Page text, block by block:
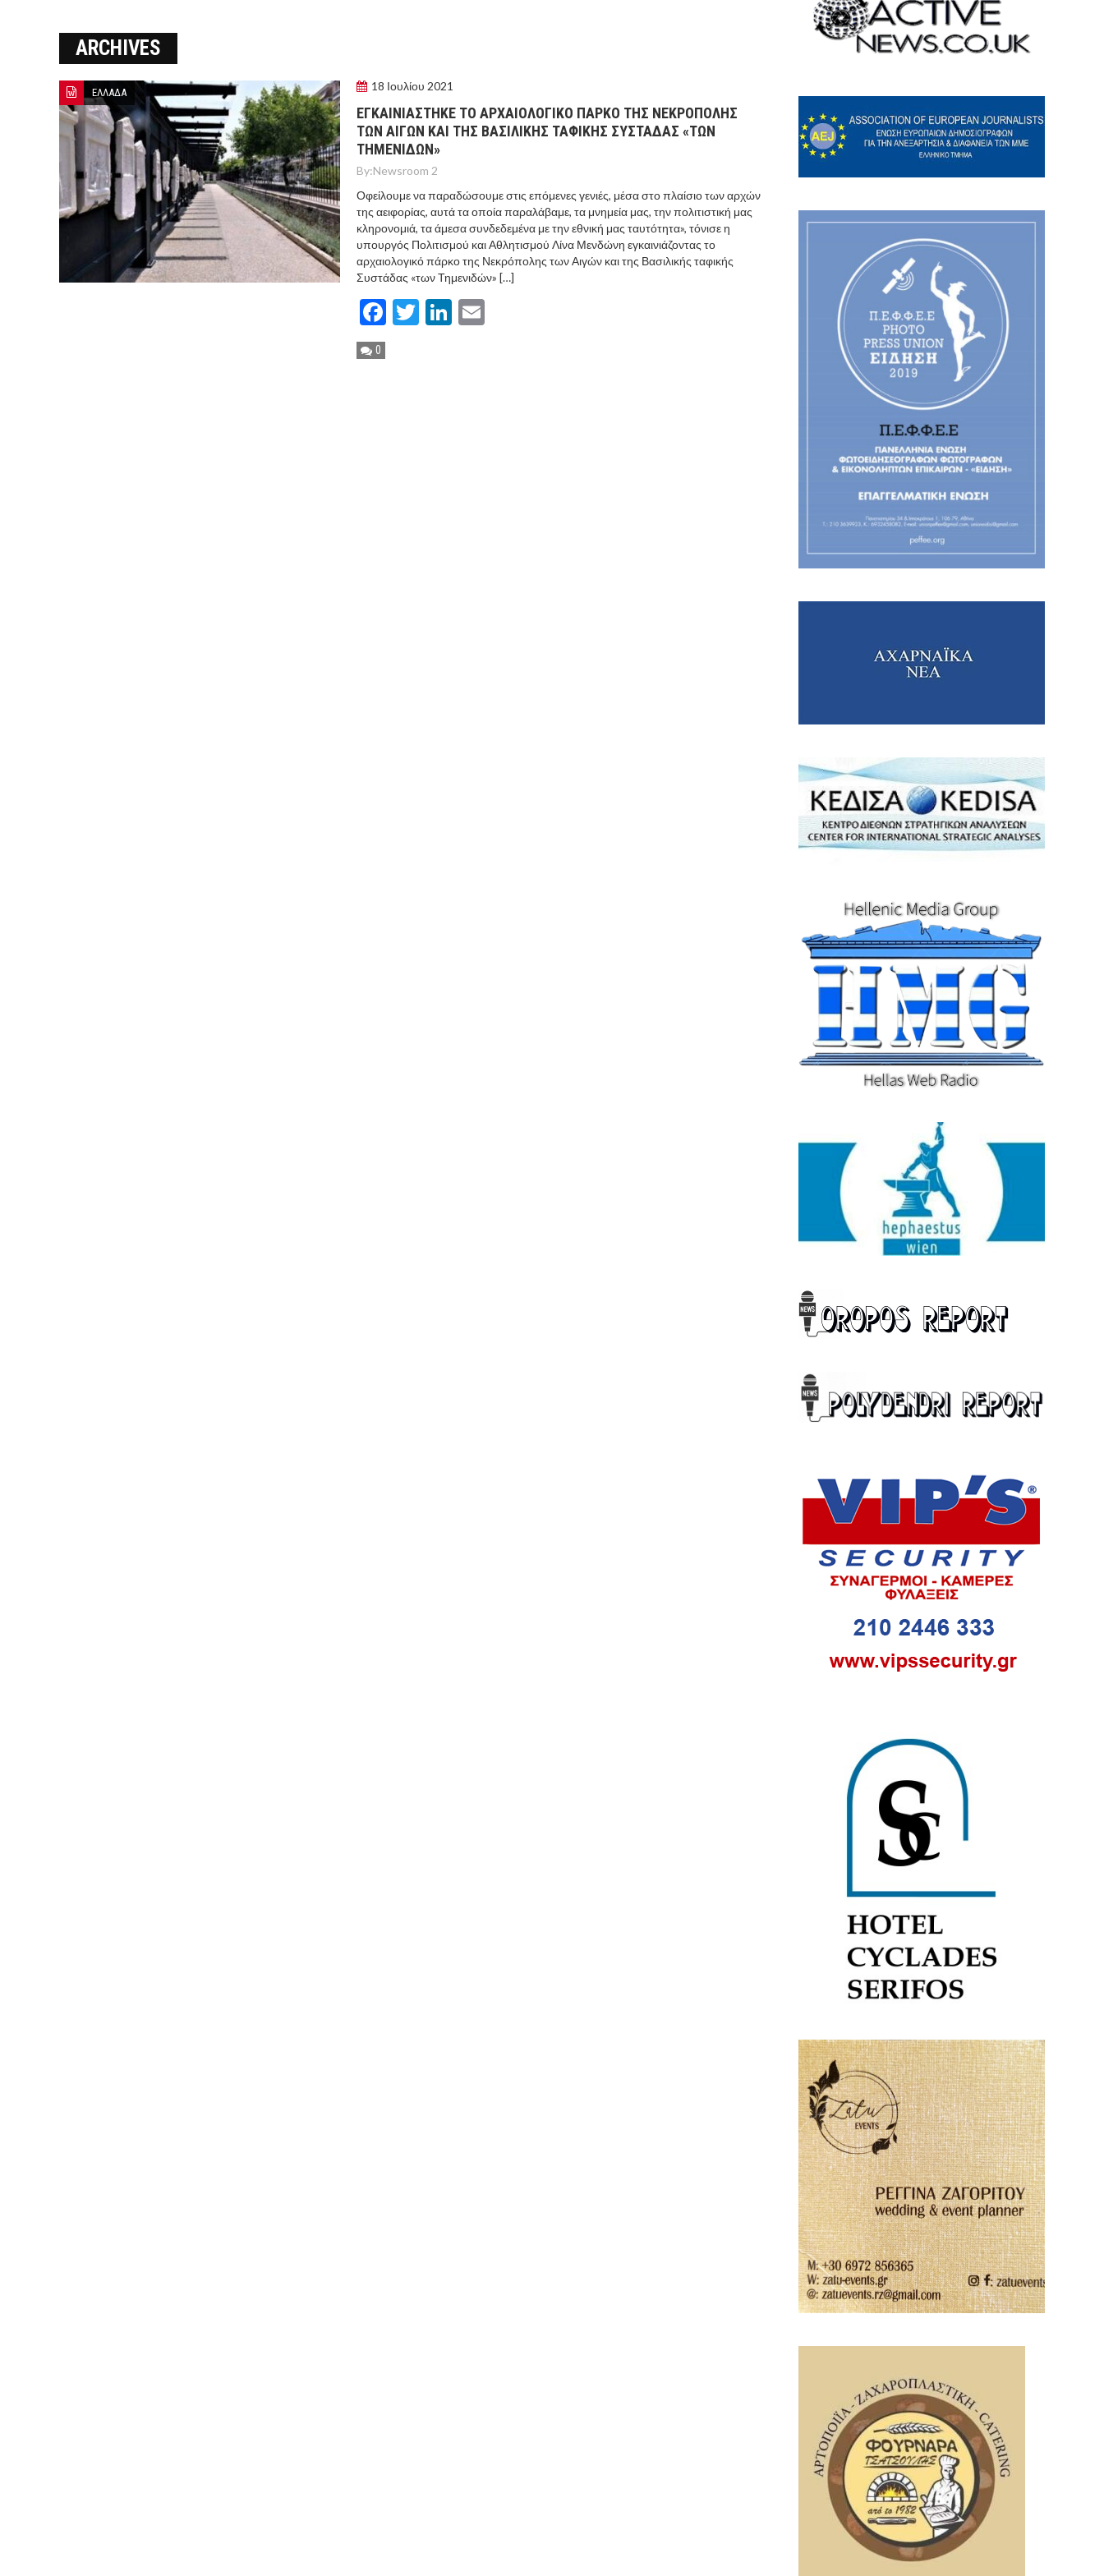
ARCHIVES
ΕΛΛΑΔΑ 18 Ιουλίου 2021
ΕΓΚΑΙΝΙΑΣΤΗΚΕ ΤΟ ΑΡΧΑΙΟΛΟΓΙΚΟ ΠΑΡΚΟ ΤΗΣ ΝΕΚΡΟΠΟΛΗΣ
ΤΩΝ ΑΙΓΩΝ ΚΑΙ ΤΗΣ ΒΑΣΙΛΙΚΗΣ ΤΑΦΙΚΗΣ ΣΥΣΤΑΔΑΣ «ΤΩΝ
ΤΗΜΕΝΙΔΩΝ»
By:Newsroom 2
Οφείλουμε να παραδώσουμε στις επόμενες γενιές, μέσα στο πλαίσιο των αρχών
της αειφορίας, αυτά τα οποία παραλάβαμε, τα μνημεία μας, την πολιτιστική μας
κληρονομιά, τα άμεσα συνδεδεμένα με την εθνική μας ταυτότητα», τόνισε η
υπουργός Πολιτισμού και Αθλητισμού Λίνα Μενδώνη εγκαινιάζοντας το
αρχαιολογικό πάρκο της Νεκρόπολης των Αιγών και της Βασιλικής ταφικής
Συστάδας «των Τημενιδών» […]
Facebook
TwitterLinkedIn
0